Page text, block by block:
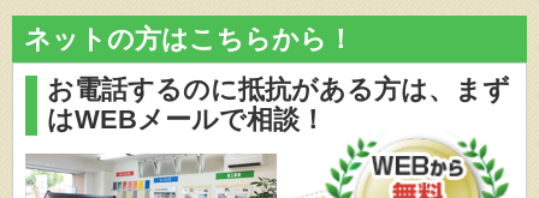
ネットの方はこちらから！
お電話するのに抵抗がある方は、
まず
はWEBメールで相談！